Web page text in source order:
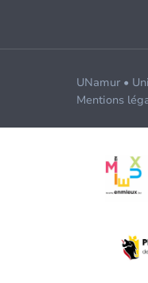
UNamur •
Mentions